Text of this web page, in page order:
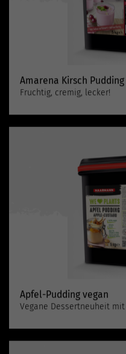
Amarena Kirsch Pudding
Fruchtig, cremig, lecker!
Apfel-Pudding vegan
Vegane Dessertneuheit